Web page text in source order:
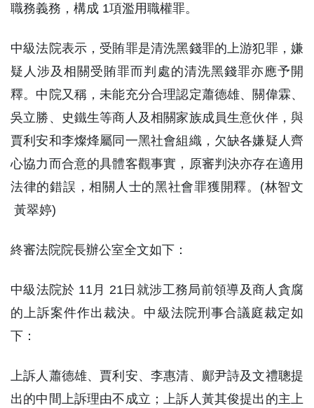
職務義務，構成 1項濫用職權罪。
中級法院表示，受賄罪是清洗黑錢罪的上游犯罪，嫌
疑人涉及相關受賄罪而判處的清洗黑錢罪亦應予開
釋。中院又稱，未能充分合理認定蕭德雄、關偉霖、
吳立勝、史鐵生等商人及相關家族成員生意伙伴，與
賈利安和李燦烽屬同一黑社會組織，欠缺各嫌疑人齊
心協力而合意的具體客觀事實，原審判決亦存在適用
法律的錯誤，相關人士的黑社會罪獲開釋。(林智文
黃翠婷)
終審法院院長辦公室全文如下：
中級法院於 11月 21日就涉工務局前領導及商人貪腐
的上訴案件作出裁決。中級法院刑事合議庭裁定如
下：
上訴人蕭德雄、賈利安、李惠清、鄺尹詩及文禮聰提
出的中間上訴理由不成立；上訴人黃其俊提出的主上